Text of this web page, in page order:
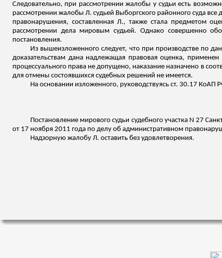
Следовательно, при рассмотрении жалобы у судьи есть
рассмотрении жалобы Л. судьей Выборгского районного суда
правонарушения, составленная Л., также стала предметом
рассмотрении дела мировым судьей. Однако совершенно
постановления.
Из вышеизложенного следует, что при производстве по
доказательствам дана надлежащая правовая оценка,
процессуального права не допущено, наказание назначено в
для отмены состоявшихся судебных решений не имеется.
На основании изложенного, руководствуясь ст. 30.17 КоАП
Постановление мирового судьи судебного участка N 27
от 17 ноября 2011 года по делу об административном
Надзорную жалобу Л. оставить без удовлетворения.